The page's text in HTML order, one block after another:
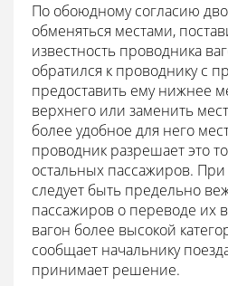
По обоюдному согласию
обменяться местами,
известность проводника
обратился к проводнику с
предоставить ему нижнее
верхнего или заменить
более удобное для него
проводник разрешает это
остальных пассажиров.
следует быть предельно
пассажиров о переводе их
вагон более высокой
сообщает начальнику
принимает решение.